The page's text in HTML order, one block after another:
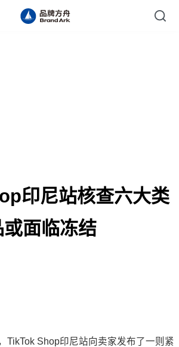
印尼站核查六大类
面临冻结
TikTok Shop印尼站向卖家发布了一则紧